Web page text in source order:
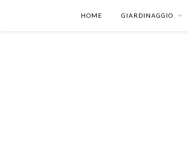
HOME GIARDINAGGIO